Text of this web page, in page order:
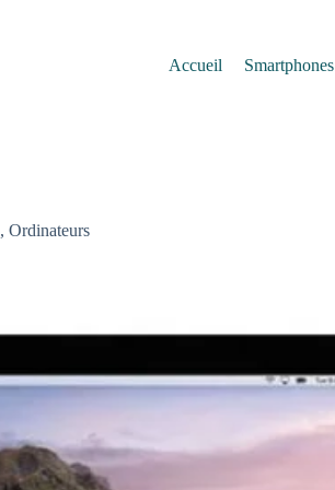
Accueil
Smartphones
, Ordinateurs